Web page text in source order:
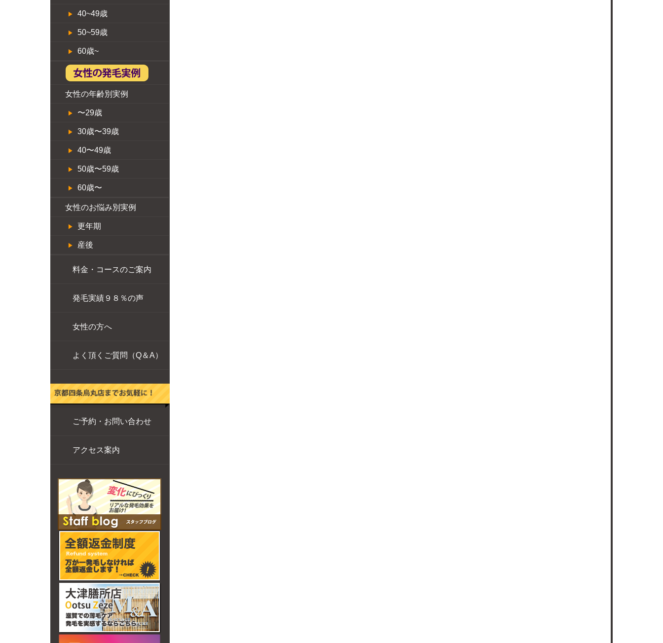
40~49歳
50~59歳
60歳~
女性の年齢別実例
〜29歳
30歳〜39歳
40〜49歳
50歳〜59歳
60歳〜
女性のお悩み別実例
更年期
産後
料金・コースのご案内
発毛実績９８％の声
女性の方へ
よく頂くご質問（Q＆A）
ご予約・お問い合わせ
アクセス案内